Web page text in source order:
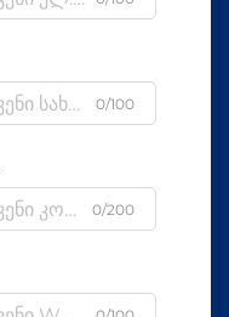
0/100
0/200